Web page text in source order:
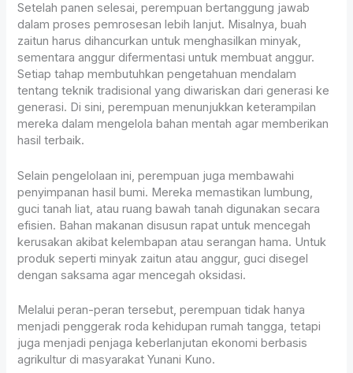
Setelah panen selesai, perempuan bertanggung jawab
dalam proses pemrosesan lebih lanjut. Misalnya, buah
zaitun harus dihancurkan untuk menghasilkan minyak,
sementara anggur difermentasi untuk membuat anggur.
Setiap tahap membutuhkan pengetahuan mendalam
tentang teknik tradisional yang diwariskan dari generasi ke
generasi. Di sini, perempuan menunjukkan keterampilan
mereka dalam mengelola bahan mentah agar memberikan
hasil terbaik.
Selain pengelolaan ini, perempuan juga membawahi
penyimpanan hasil bumi. Mereka memastikan lumbung,
guci tanah liat, atau ruang bawah tanah digunakan secara
efisien. Bahan makanan disusun rapat untuk mencegah
kerusakan akibat kelembapan atau serangan hama. Untuk
produk seperti minyak zaitun atau anggur, guci disegel
dengan saksama agar mencegah oksidasi.
Melalui peran-peran tersebut, perempuan tidak hanya
menjadi penggerak roda kehidupan rumah tangga, tetapi
juga menjadi penjaga keberlanjutan ekonomi berbasis
agrikultur di masyarakat Yunani Kuno.